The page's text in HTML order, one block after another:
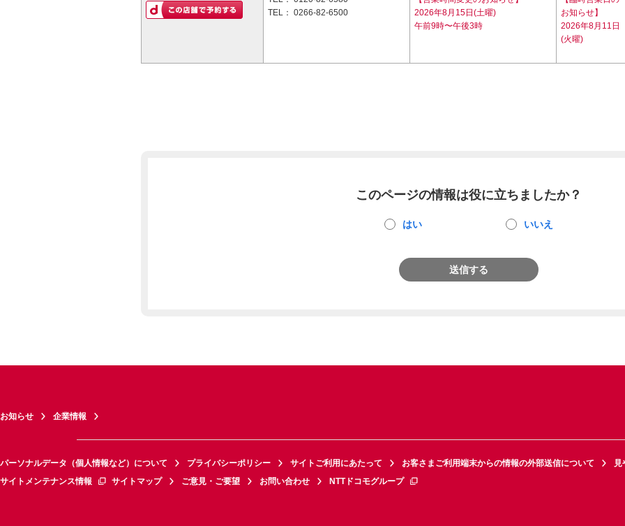
TEL： 0266-82-6500
2026年8月15日(土曜)
午前9時〜午後3時
お知らせ】
2026年8月11日
(火曜)
このページの情報は役に立ちましたか？
はい いいえ
送信する
お知らせ 企業情報
パーソナルデータ（個人情報など）について プライバシーポリシー サイトご利用にあたって お客さまご利用端末からの情報の外部送信について
見
サイトメンテナンス情報
サイトマップ ご意見・ご要望 お問い合わせ NTTドコモグループ